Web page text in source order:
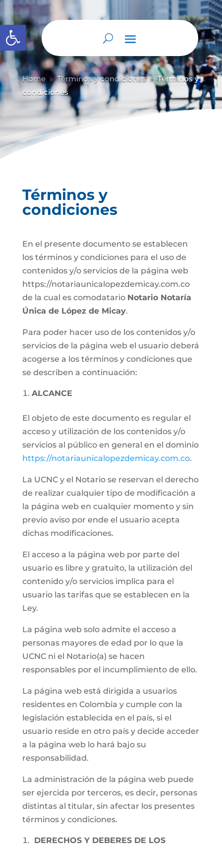
Abrir barra de herramientas
Home 9 Términos y condiciones 9 Términos y
condiciones
Términos y
condiciones
En el presente documento se establecen
los términos y condiciones para el uso de
contenidos y/o servicios de la página web
https://notariaunicalopezdemicay.com.co
de la cual es comodatario Notario Notaría
Única de López de Micay.
Para poder hacer uso de los contenidos y/o
servicios de la página web el usuario deberá
acogerse a los términos y condiciones que
se describen a continuación:
ALCANCE
El objeto de este documento es regular el
acceso y utilización de los contenidos y/o
servicios al público en general en el dominio
https://notariaunicalopezdemicay.com.co.
La UCNC y el Notario se reservan el derecho
de realizar cualquier tipo de modificación a
la página web en cualquier momento y sin
previo aviso por ende el usuario acepta
dichas modificaciones.
El acceso a la página web por parte del
usuario es libre y gratuito, la utilización del
contenido y/o servicios implica para el
usuario las tarifas que se establecen en la
Ley.
La página web solo admite el acceso a
personas mayores de edad por lo que la
UCNC ni el Notario(a) se hacen
responsables por el incumplimiento de ello.
La página web está dirigida a usuarios
residentes en Colombia y cumple con la
legislación establecida en el país, si el
usuario reside en otro país y decide acceder
a la página web lo hará bajo su
responsabilidad.
La administración de la página web puede
ser ejercida por terceros, es decir, personas
distintas al titular, sin afectar los presentes
términos y condiciones.
DERECHOS Y DEBERES DE LOS